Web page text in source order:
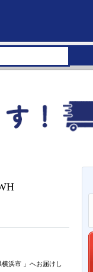
横浜市 」 へお届けし